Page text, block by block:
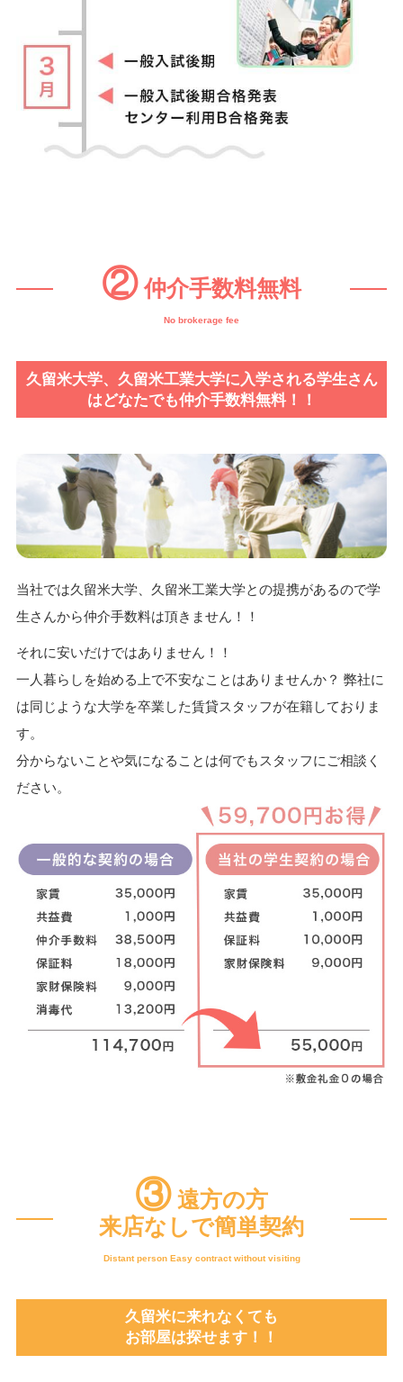
②仲介手数料無料
No brokerage fee
久留米大学、久留米工業大学に入学される学生さん
はどなたでも仲介手数料無料！！
当社では久留米大学、久留米工業大学との提携があるので学
生さんから仲介手数料は頂きません！！
それに安いだけではありません！！
一人暮らしを始める上で不安なことはありませんか？ 弊社に
は同じような大学を卒業した賃貸スタッフが在籍しておりま
す。
分からないことや気になることは何でもスタッフにご相談く
ださい。
③遠方の方
来店なしで簡単契約
Distant person Easy contract without visiting
久留米に来れなくても
お部屋は探せます！！